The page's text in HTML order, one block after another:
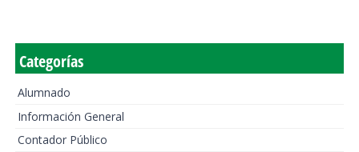
Categorías
Alumnado
Información General
Contador Público